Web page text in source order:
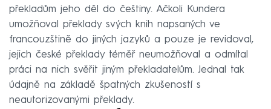
překladům jeho děl do češtiny. Ačkoli Kundera
umožňoval překlady svých knih napsaných ve
francouzštině do jiných jazyků a pouze je revidoval,
jejich české překlady téměř neumožňoval a odmítal
práci na nich svěřit jiným překladatelům. Jednal tak
údajně na základě špatných zkušeností s
neautorizovanými překlady.